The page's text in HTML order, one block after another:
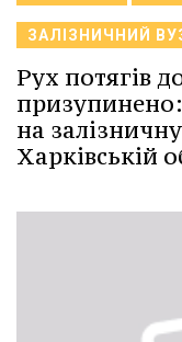
ЗАЛІЗНИЧНИЙ
Рух потягів
призупинено:
на
Харківській